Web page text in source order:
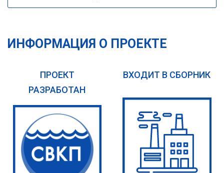
ИНФОРМАЦИЯ О ПРОЕКТЕ
ПРОЕКТ
РАЗРАБОТАН
ВХОДИТ В СБОРНИК